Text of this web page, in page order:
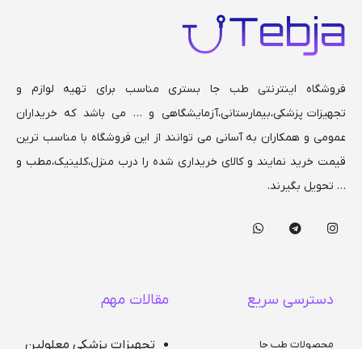
فروشگاه اینترنتی طب جا بستری مناسب برای تهیه لوازم و
تجهیزات پزشکی،بیمارستانی،آزمایشگاهی و … می باشد که خریداران
عمومی و همکاران به آسانی می توانند از این فروشگاه با مناسب ترین
قیمت خرید نمایند و کالای خریداری شده را درب منزل،کلینیک،مطب و
… تحویل بگیرند.
دسترسی سریع
محصولات طب جا
مقالات مهم
تجهیزات پزشکی معلولین